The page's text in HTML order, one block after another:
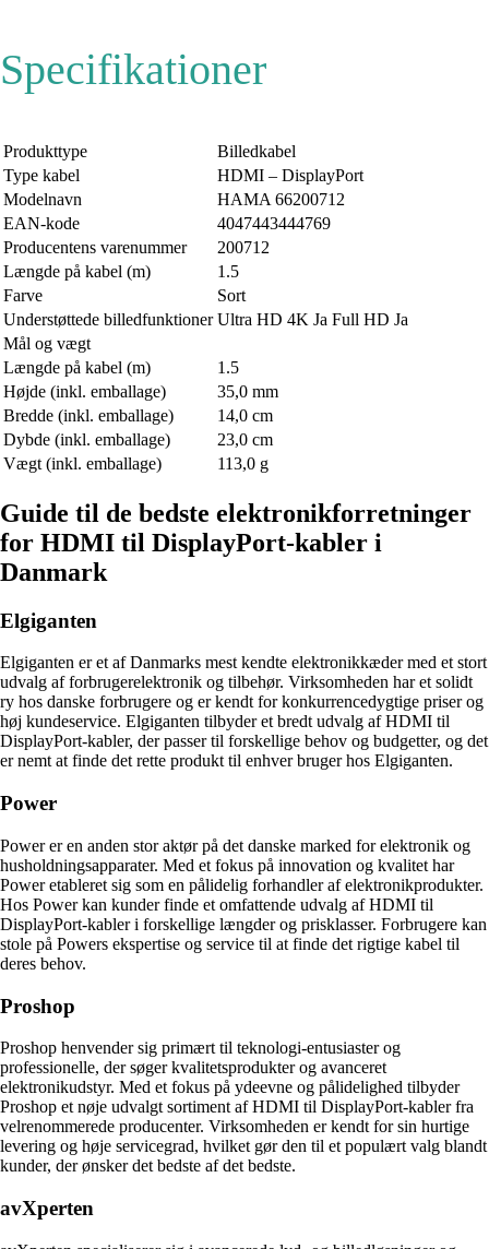
Specifikationer
Produkttype
Billedkabel
Type kabel
HDMI – DisplayPort
Modelnavn
HAMA 66200712
EAN-kode
4047443444769
Producentens varenummer
200712
Længde på kabel (m)
1.5
Farve
Sort
Understøttede billedfunktioner Ultra HD 4K Ja Full HD Ja
Mål og vægt
Længde på kabel (m)
1.5
Højde (inkl. emballage)
35,0 mm
Bredde (inkl. emballage)
14,0 cm
Dybde (inkl. emballage)
23,0 cm
Vægt (inkl. emballage)
113,0 g
Guide til de bedste elektronikforretninger
for HDMI til DisplayPort-kabler i
Danmark
Elgiganten
Elgiganten er et af Danmarks mest kendte elektronikkæder med et stort
udvalg af forbrugerelektronik og tilbehør. Virksomheden har et solidt
ry hos danske forbrugere og er kendt for konkurrencedygtige priser og
høj kundeservice. Elgiganten tilbyder et bredt udvalg af HDMI til
DisplayPort-kabler, der passer til forskellige behov og budgetter, og det
er nemt at finde det rette produkt til enhver bruger hos Elgiganten.
Power
Power er en anden stor aktør på det danske marked for elektronik og
husholdningsapparater. Med et fokus på innovation og kvalitet har
Power etableret sig som en pålidelig forhandler af elektronikprodukter.
Hos Power kan kunder finde et omfattende udvalg af HDMI til
DisplayPort-kabler i forskellige længder og prisklasser. Forbrugere kan
stole på Powers ekspertise og service til at finde det rigtige kabel til
deres behov.
Proshop
Proshop henvender sig primært til teknologi-entusiaster og
professionelle, der søger kvalitetsprodukter og avanceret
elektronikudstyr. Med et fokus på ydeevne og pålidelighed tilbyder
Proshop et nøje udvalgt sortiment af HDMI til DisplayPort-kabler fra
velrenommerede producenter. Virksomheden er kendt for sin hurtige
levering og høje servicegrad, hvilket gør den til et populært valg blandt
kunder, der ønsker det bedste af det bedste.
avXperten